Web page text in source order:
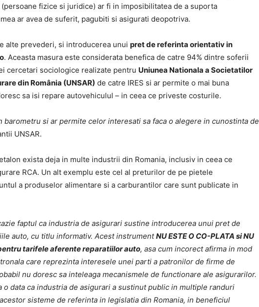
fizice si juridice) ar fi in imposibilitatea de a suporta
ar avea de suferit, pagubiti si asigurati deopotriva.
alte prevederi, si introducerea unui pret de referinta orientativ in
. Aceasta masura este considerata benefica de catre 94% dintre soferii
cercetari sociologice realizate pentru Uniunea Nationala a Societatilor
din România (UNSAR) de catre IRES si ar permite o mai buna
sa isi repare autovehiculul – in ceea ce priveste costurile.
barometru si ar permite celor interesati sa faca o alegere in cunostinta de
UNSAR.
exista deja in multe industrii din Romania, inclusiv in ceea ce
RCA. Un alt exemplu este cel al preturilor de pe pietele
a produselor alimentare si a carburantilor care sunt publicate in
faptul ca industria de asigurari sustine introducerea unui pret de
auto, cu titlu informativ. Acest instrumentNU ESTE O CO-PLATA si NU
tarifele aferente reparatiilor auto, asa cum incorect afirma in mod
care reprezinta interesele unei parti a patronilor de firme de
nu doresc sa inteleaga mecanismele de functionare ale asigurarilor.
o data ca industria de asigurari a sustinut public in multiple randuri
sisteme de referinta in legislatia din Romania, in beneficiul